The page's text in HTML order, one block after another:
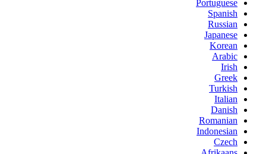
Portuguese
Spanish
Russian
Japanese
Korean
Arabic
Irish
Greek
Turkish
Italian
Danish
Romanian
Indonesian
Czech